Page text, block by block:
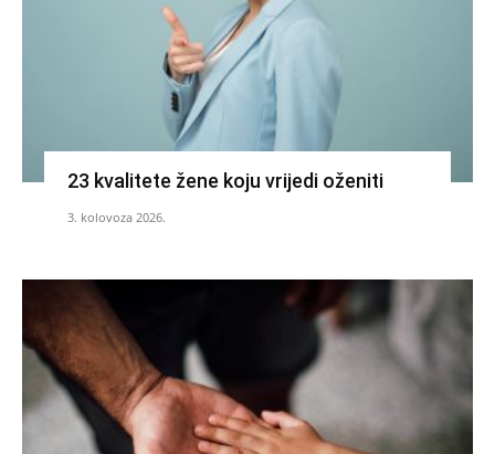
23 kvalitete žene koju vrijedi oženiti
3. kolovoza 2026.